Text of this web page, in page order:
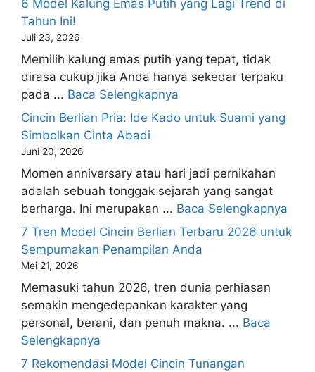
6 Model Kalung Emas Putih yang Lagi Trend di
Tahun Ini!
Juli 23, 2026
Memilih kalung emas putih yang tepat, tidak
dirasa cukup jika Anda hanya sekedar terpaku
pada ... Baca Selengkapnya
Cincin Berlian Pria: Ide Kado untuk Suami yang
Simbolkan Cinta Abadi
Juni 20, 2026
Momen anniversary atau hari jadi pernikahan
adalah sebuah tonggak sejarah yang sangat
berharga. Ini merupakan ... Baca Selengkapnya
7 Tren Model Cincin Berlian Terbaru 2026 untuk
Sempurnakan Penampilan Anda
Mei 21, 2026
Memasuki tahun 2026, tren dunia perhiasan
semakin mengedepankan karakter yang
personal, berani, dan penuh makna. ... Baca
Selengkapnya
7 Rekomendasi Model Cincin Tunangan